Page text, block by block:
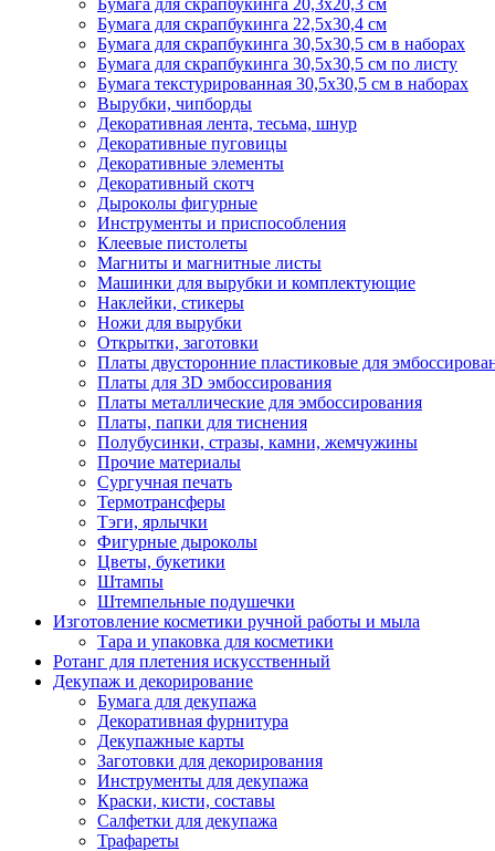
Бумага для скрапбукинга 20,3х20,3 см
Бумага для скрапбукинга 22,5х30,4 см
Бумага для скрапбукинга 30,5х30,5 см в наборах
Бумага для скрапбукинга 30,5х30,5 см по листу
Бумага текстурированная 30,5х30,5 см в наборах
Вырубки, чипборды
Декоративная лента, тесьма, шнур
Декоративные пуговицы
Декоративные элементы
Декоративный скотч
Дыроколы фигурные
Инструменты и приспособления
Клеевые пистолеты
Магниты и магнитные листы
Машинки для вырубки и комплектующие
Наклейки, стикеры
Ножи для вырубки
Открытки, заготовки
Платы двусторонние пластиковые для
Платы для 3D эмбоссирования
Платы металлические для эмбоссирования
Платы, папки для тиснения
Полубусинки, стразы, камни, жемчужины
Прочие материалы
Сургучная печать
Термотрансферы
Тэги, ярлычки
Фигурные дыроколы
Цветы, букетики
Штампы
Штемпельные подушечки
Изготовление косметики ручной работы и мыла
Тара и упаковка для косметики
Ротанг для плетения искусственный
Декупаж и декорирование
Бумага для декупажа
Декоративная фурнитура
Декупажные карты
Заготовки для декорирования
Инструменты для декупажа
Краски, кисти, составы
Салфетки для декупажа
Трафареты